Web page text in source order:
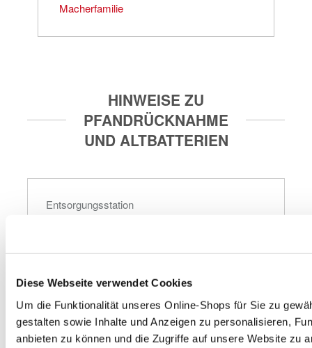
Diese Webseite verwendet Cookies
Um die Funktionalität unseres Online-Shops für Sie zu
gestalten sowie Inhalte und Anzeigen zu personalisieren,
anbieten zu können und die Zugriffe auf unsere Website zu
Macherfamilie
HINWEISE ZU
PFANDRÜCKNAHME
UND ALTBATTERIEN
Entsorgungsstation
grünen Box kannst du Haushaltsbatterien, Leuchtmittel
sorgen für das ordnungsgemäße Recycling bzw. die
Autobatterie